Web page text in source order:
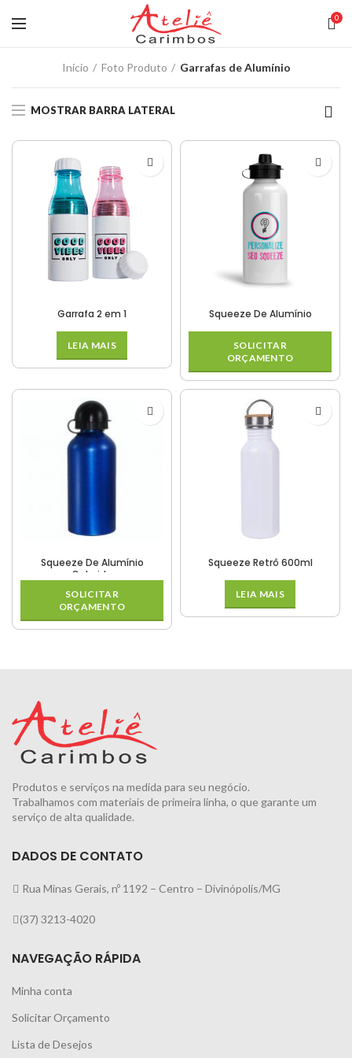
0
Início Foto Produto Garrafas de Alumínio
MOSTRAR BARRA LATERAL
Garrafa 2 em 1
LEIA MAIS
Squeeze De Alumínio
SOLICITAR
ORÇAMENTO
Squeeze De Alumínio
Colorida
SOLICITAR
ORÇAMENTO
Squeeze Retrô 600ml
LEIA MAIS
Produtos e serviços na medida para seu negócio.
Trabalhamos com materiais de primeira linha, o que garante um
serviço de alta qualidade.
DADOS DE CONTATO
Rua Minas Gerais, nº 1192 – Centro – Divinópolis/MG
(37) 3213-4020
NAVEGAÇÃO RÁPIDA
Minha conta
Solicitar Orçamento
Lista de Desejos